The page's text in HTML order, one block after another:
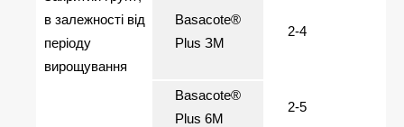
в залежності від
періоду
вирощування
Basacote®
Plus ЗМ
2-4
Basacote®
Plus 6М
2-5